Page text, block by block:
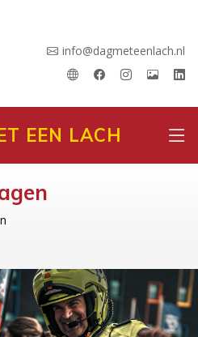
info@dagmeteenlach.nl
EEN LACH